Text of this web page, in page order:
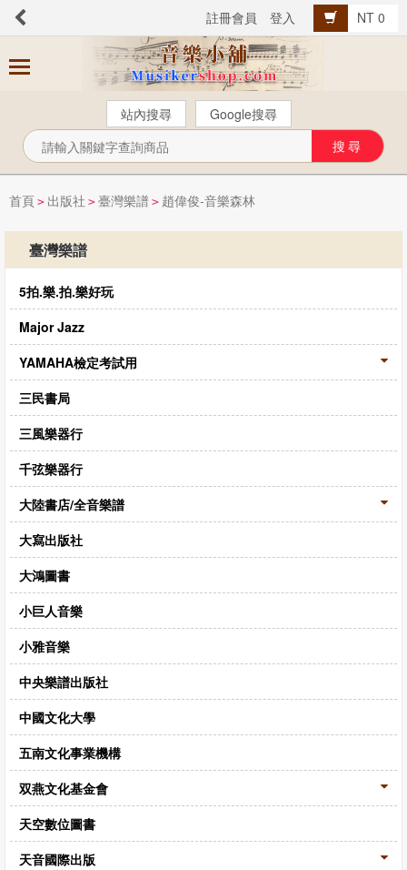
註冊會員 登入 NT 0
站內搜尋 Google搜尋
商
品
芬貝爾【中文版】
西樂曲譜
音樂叢書
Popular流行音樂
音樂考級
教材教具
樂器配件
總譜、樂團譜、爵士樂
CD‧DVD
禮品專區
出版社
日本樂譜
音樂繪本・故事
114年全國音樂比賽指定曲
中國民樂
首頁 > 出版社 > 臺灣樂譜 > 趙偉俊-音樂森林
臺灣樂譜
5拍.樂.拍.樂好玩
Major Jazz
YAMAHA檢定考試用
三民書局
三風樂器行
千弦樂器行
大陸書店/全音樂譜
大寫出版社
大鴻圖書
小巨人音樂
小雅音樂
中央樂譜出版社
中國文化大學
五南文化事業機構
双燕文化基金會
天空數位圖書
天音國際出版